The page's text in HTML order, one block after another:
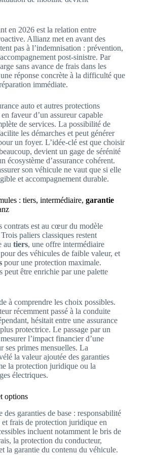
en 2026 est la relation entre
Allianz met en avant des
pas à l’indemnisation : prévention,
post-sinistre. Par
sans avance de frais dans les
réponse concrète à la difficulté que
immédiate.
auto et autres protections
faveur d’un assureur capable
de services. La possibilité de
les démarches et peut générer
un foyer. L’idée-clé est que choisir
devient un gage de sérénité
écosystème d’assurance cohérent.
son véhicule ne vaut que si elle
et accompagnement durable.
: tiers, intermédiaire, garantie
contrats est au cœur du modèle
paliers classiques restent
au tiers, une offre intermédiaire
des véhicules de faible valeur, et
pour une protection maximale.
peut être enrichie par une palette
à comprendre les choix possibles.
récemment passé à la conduite
hésitait entre une assurance
protectrice. Le passage par un
l’impact financier d’une
ses primes mensuelles. La
la valeur ajoutée des garanties
la protection juridique ou la
électriques.
options
garanties de base : responsabilité
frais de protection juridique en
incluent notamment le bris de
la protection du conducteur,
la garantie du contenu du véhicule.